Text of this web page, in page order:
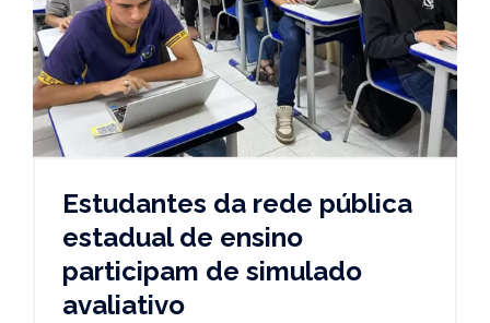
Estudantes da rede pública
estadual de ensino
participam de simulado
avaliativo